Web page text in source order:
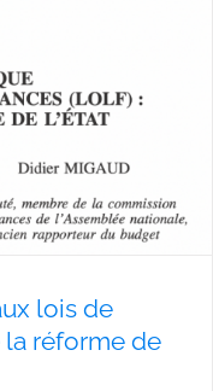
lois de
la réforme de